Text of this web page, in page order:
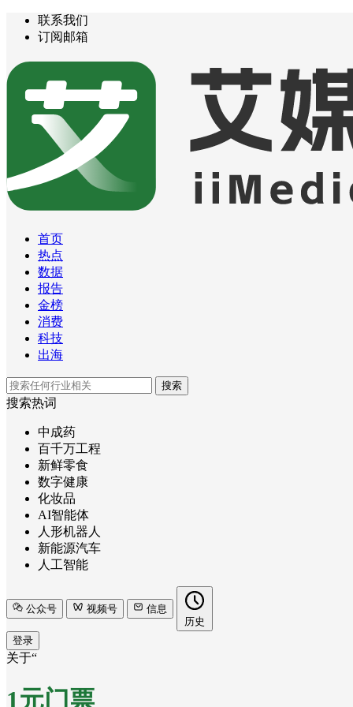
联系我们
订阅邮箱
首页
热点
数据
报告
金榜
消费
科技
出海
搜索
搜索热词
中成药
百千万工程
新鲜零食
数字健康
化妆品
AI智能体
人形机器人
新能源汽车
人工智能
公众号 视频号
信息
历史
登录
关于“
1元门票